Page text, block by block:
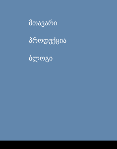
მთავარი
პროდუქცია
ბლოგი